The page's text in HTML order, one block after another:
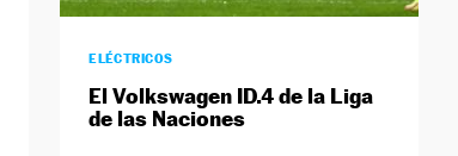
ELÉCTRICOS
El Volkswagen ID.4 de la Liga
de las Naciones